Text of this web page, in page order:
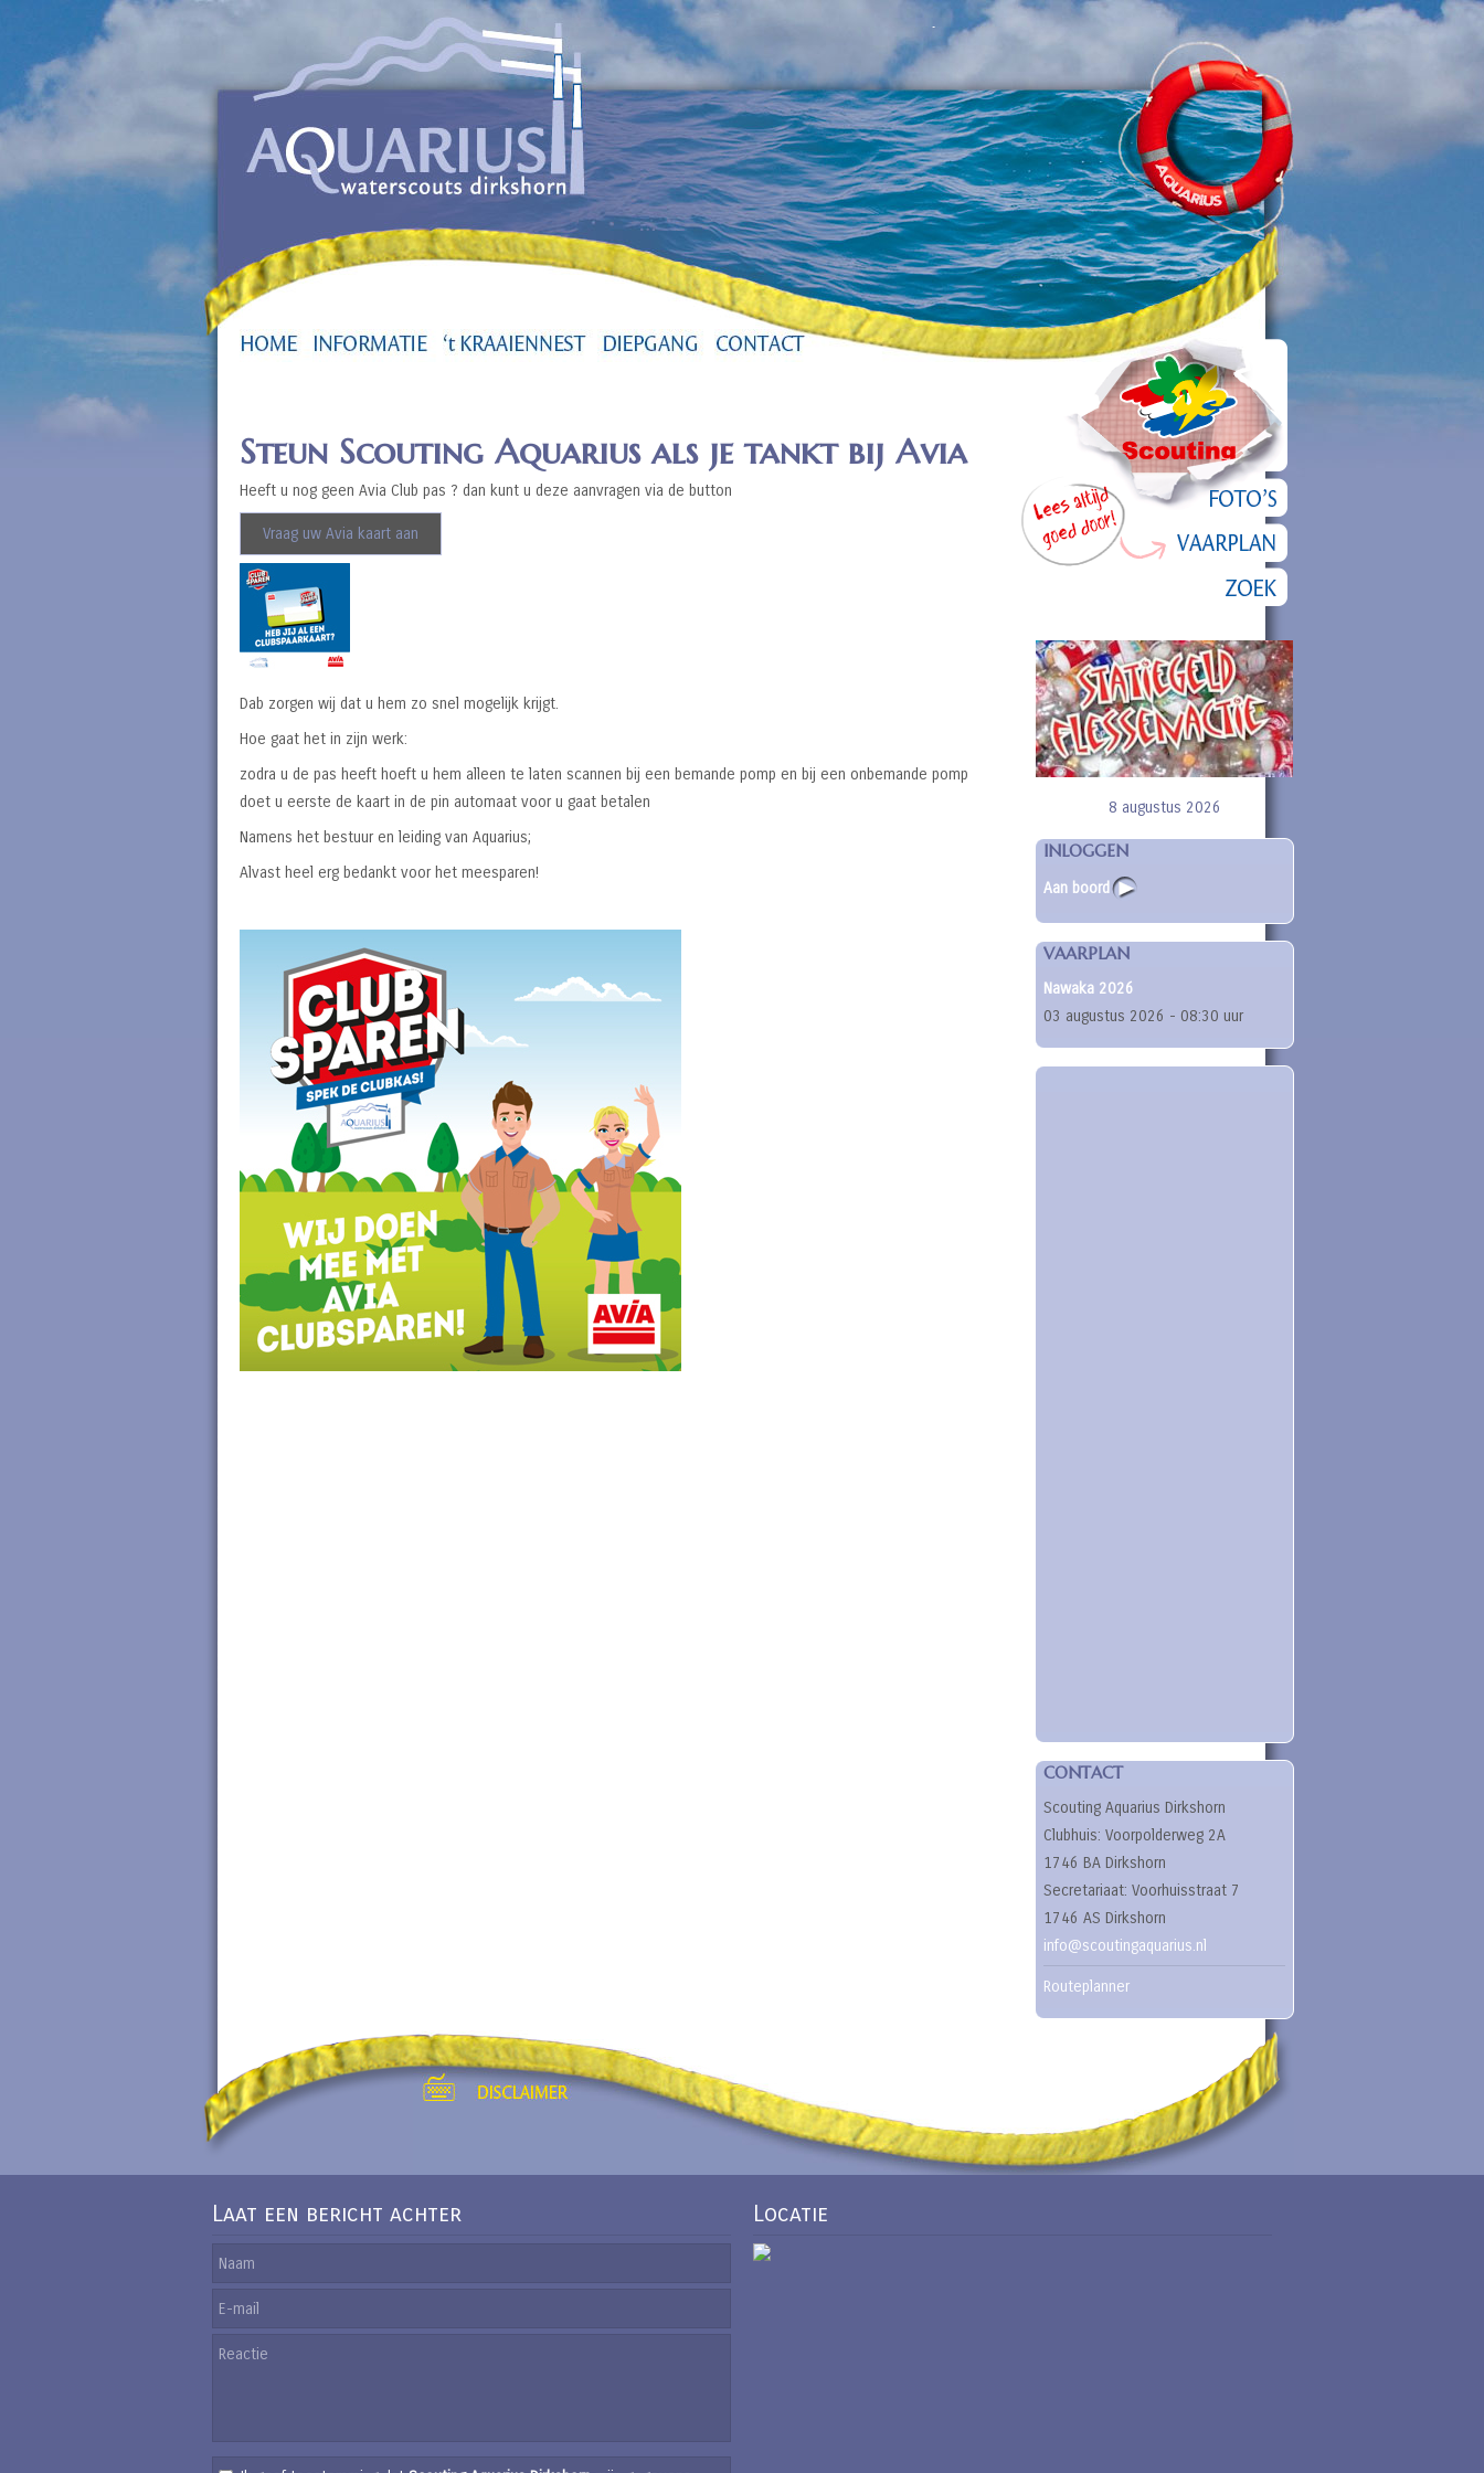
Steun Scouting Aquarius als je tankt bij Avia
Heeft u nog geen Avia Club pas ? dan kunt u deze aanvragen via de button
Vraag uw Avia kaart aan
Dab zorgen wij dat u hem zo snel mogelijk krijgt.
Hoe gaat het in zijn werk:
zodra u de pas heeft hoeft u hem alleen te laten scannen bij een bemande pomp en bij een onbemande pomp
doet u eerste de kaart in de pin automaat voor u gaat betalen
Namens het bestuur en leiding van Aquarius;
Alvast heel erg bedankt voor het meesparen!
8 augustus 2026
INLOGGEN
Aan boord
VAARPLAN
Nawaka 2026
03 augustus 2026 - 08:30 uur
CONTACT
Scouting Aquarius Dirkshorn
Clubhuis: Voorpolderweg 2A
1746 BA Dirkshorn
Secretariaat: Voorhuisstraat 7
1746 AS Dirkshorn
info@scoutingaquarius.nl
Routeplanner
Laat een bericht achter Locatie